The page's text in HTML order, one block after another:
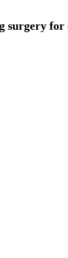
surgery for